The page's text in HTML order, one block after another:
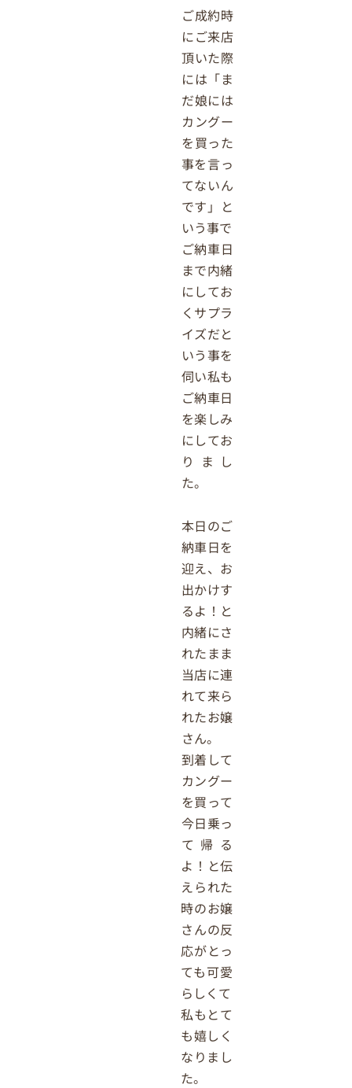
ご成約時
にご来店
頂いた際
には「ま
だ娘には
カングー
を買った
事を言っ
てないん
です」と
いう事で
ご納車日
まで内緒
にしてお
くサプラ
イズだと
いう事を
伺い私も
ご納車日
を楽しみ
にしてお
りまし
た。
本日のご
納車日を
迎え、お
出かけす
るよ！と
内緒にさ
れたまま
当店に連
れて来ら
れたお嬢
さん。
到着して
カングー
を買って
今日乗っ
て帰る
よ！と伝
えられた
時のお嬢
さんの反
応がとっ
ても可愛
らしくて
私もとて
も嬉しく
なりまし
た。